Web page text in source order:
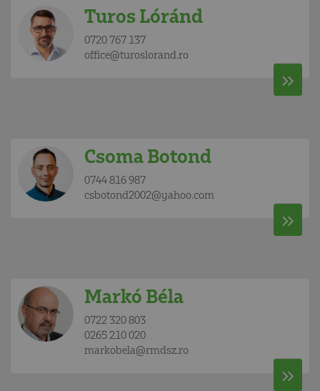
Turos Lóránd
0720 767 137
office@turoslorand.ro
Csoma Botond
0744 816 987
csbotond2002@yahoo.com
Markó Béla
0722 320 803
0265 210 020
markobela@rmdsz.ro